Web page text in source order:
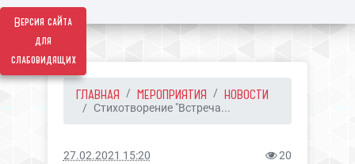
Версия сайта
для
слабовидящих
ГЛАВНАЯ МЕРОПРИЯТИЯ НОВОСТИ
Стихотворение "Встреча...
27.02.2021 15:20 20